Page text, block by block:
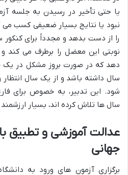
یا حتی تأخیر در رسیدن به جلسه
نبود یا نتایج بسیار ضعیفی کسب
را از دست بدهد و مجدداً برای
نوبتی این معضل را برطرف می کند
دهد که در صورت بروز مشکل در یک
سال داشته باشد و از یک سال
شود. این تدبیر، به خصوص برای
سال ها تلاش کرده اند، بسیار
عدالت آموزشی و تطبیق
جهانی
برگزاری آزمون های ورود به